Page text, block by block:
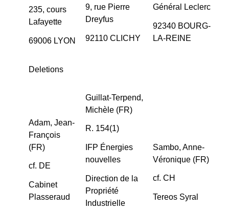
235, cours
Lafayette
69006 LYON
9, rue Pierre
Dreyfus
92110 CLICHY
Général Leclerc
92340 BOURG-
LA-REINE
Deletions
Adam, Jean-
François
(FR)
cf. DE
Cabinet
Plasseraud
Guillat-Terpend,
Michèle (FR)
R. 154(1)
IFP Énergies
nouvelles
Direction de la
Propriété
Industrielle
Sambo, Anne-
Véronique (FR)
cf. CH
Tereos Syral